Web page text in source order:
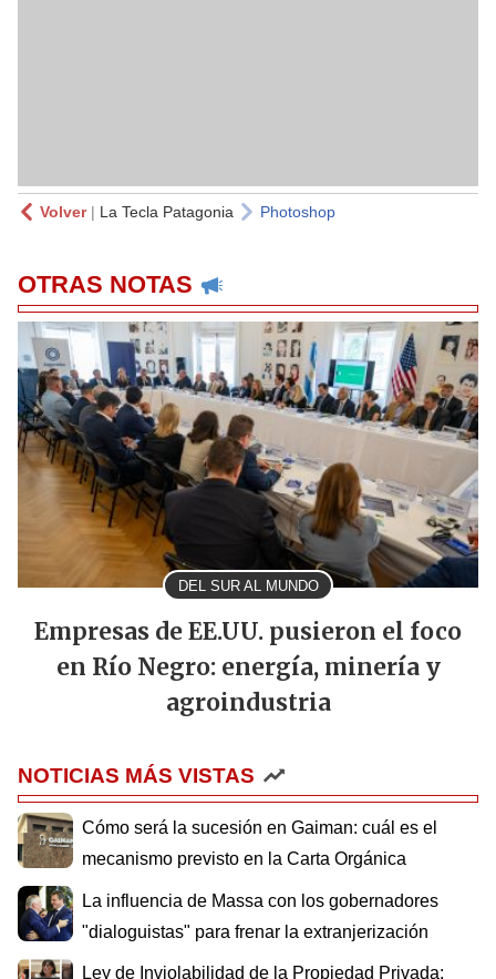
Volver| La Tecla Patagonia Photoshop
OTRAS NOTAS
DEL SUR AL MUNDO
Empresas de EE.UU. pusieron el foco
en Río Negro: energía, minería y
agroindustria
NOTICIAS MÁS VISTAS
Cómo será la sucesión en Gaiman: cuál es el
mecanismo previsto en la Carta Orgánica
La influencia de Massa con los gobernadores
"dialoguistas" para frenar la extranjerización
Ley de Inviolabilidad de la Propiedad Privada: